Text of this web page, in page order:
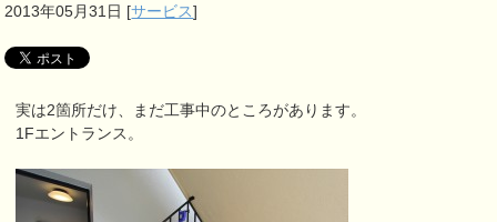
2013年05月31日 [サービス]
実は2箇所だけ、まだ工事中のところがあります。
1Fエントランス。